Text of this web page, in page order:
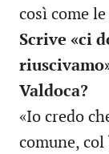
così come
Scrive «ci
Valdoca?
«Io credo
comune,